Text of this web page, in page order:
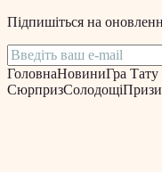
Підпишіться на
ГоловнаНовиниГра Тату
СюрпризСолодощіПризи